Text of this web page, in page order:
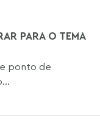
PARA O TEMA
ponto de